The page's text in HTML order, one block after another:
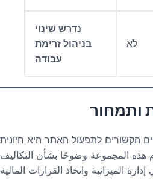
נדרש שינוי
בניהול זרימת
עבודה
לֹא
ותמחור
הקשורים לתפעול האתר היא חיונית
هذه المجموعة وضوحًا بشأن التكاليف